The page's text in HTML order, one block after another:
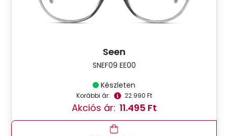
Seen
SNEF09 EE00
Készleten
Korábbi ár: 22.990 Ft
Akciós ár: 11.495 Ft